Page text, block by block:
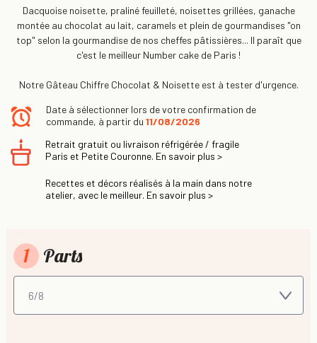
Dacquoise noisette, praliné feuilleté, noisettes grillées, ganache
montée au chocolat au lait, caramels et plein de gourmandises "on
top" selon la gourmandise de nos cheffes pâtissières... Il paraît que
c'est le meilleur Number cake de Paris !
Notre Gâteau Chiffre Chocolat & Noisette est à tester d'urgence.
Date à sélectionner lors de votre confirmation de
commande, à partir du 11/08/2026
Retrait gratuit ou livraison réfrigérée / fragile
Paris et Petite Couronne. En savoir plus >
Recettes et décors réalisés à la main dans notre
atelier, avec le meilleur. En savoir plus >
1 Parts